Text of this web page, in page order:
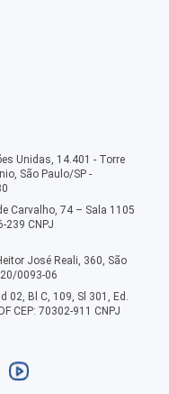
Unidas, 14.401 - Torre
São Paulo/SP -
Carvalho, 74 – Sala 1105
239 CNPJ
José Reali, 360, São
0093-06
02, Bl C, 109, Sl 301, Ed.
CEP: 70302-911 CNPJ